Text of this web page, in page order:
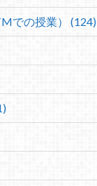
での授業） (124)